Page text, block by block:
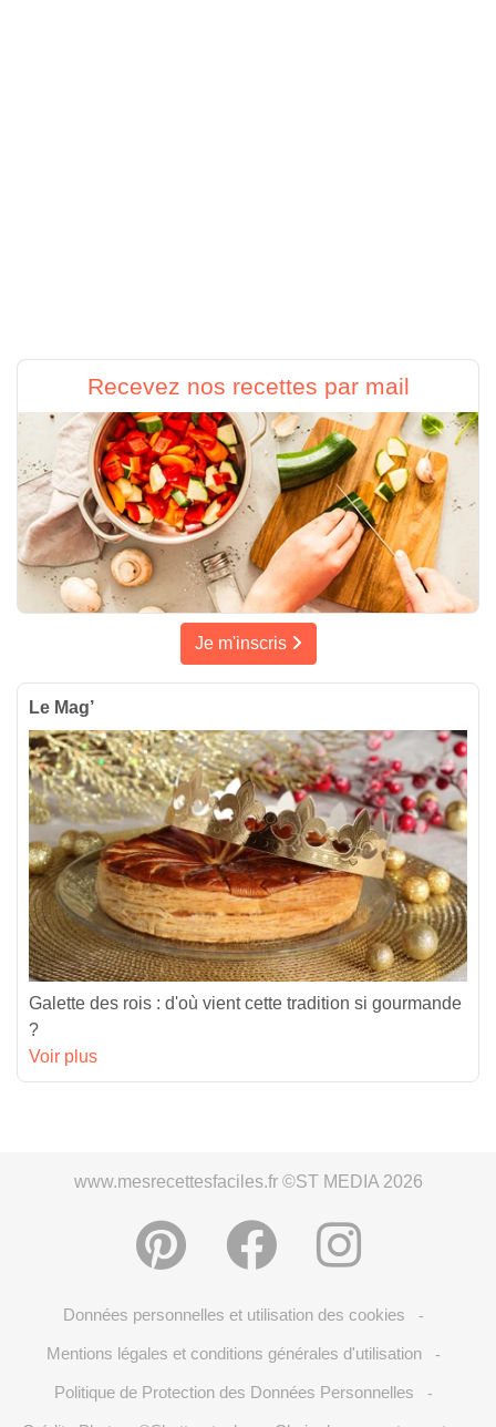
Recevez nos recettes par mail
Je m'inscris
Le Mag’
Galette des rois : d'où vient cette tradition si gourmande
?
Voir plus
www.mesrecettesfaciles.fr ©ST MEDIA 2026
Données personnelles et utilisation des cookies -
Mentions légales et conditions générales d'utilisation -
Politique de Protection des Données Personnelles -